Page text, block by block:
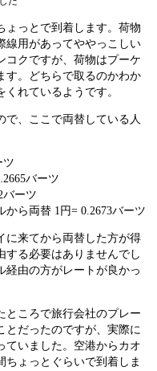
ょっとで到着します。荷物
線用があってややっこしい
コクですが、荷物はプーケ
す。どちらで取るのかわか
れているようです。
で、ここで両替している人
ツ
バーツ
バーツ
から両替 1円= 0.2673バーツ
に来てから両替した方が得
する必要はありませんでし
経由の方がレートが良かっ
ところで旅行会社のプレー
とだったのですが、実際に
ていました。空港からカオ
ちょっとぐらいで到着しま